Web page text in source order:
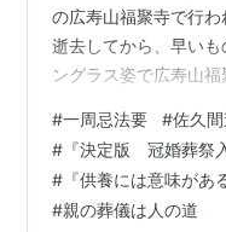
の広寿山福聚寺で行
逝去してから、早い
ングラス姿で広寿山
グラスを外さなかった
グラスを取りました。
なので安心しました。
日と母倉日が重なった
#一周忌法要 #佐久
# 『決定版 冠婚葬祭
# 『供養には意味があ
#親の葬儀は人の道